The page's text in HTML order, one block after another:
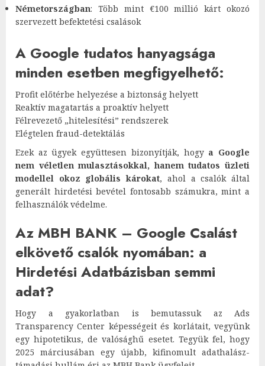
Németországban: Több mint €100 millió kárt okozó
szervezett befektetési csalások
A Google tudatos hanyagsága
minden esetben megfigyelhető:
Profit előtérbe helyezése a biztonság helyett
Reaktív magatartás a proaktív helyett
Félrevezető „hitelesítési” rendszerek
Elégtelen fraud-detektálás
Ezek az ügyek együttesen bizonyítják, hogy a Google
nem véletlen mulasztásokkal, hanem tudatos üzleti
modellel okoz globális károkat, ahol a csalók által
generált hirdetési bevétel fontosabb számukra, mint a
felhasználók védelme.
Az MBH BANK – Google Csalást
elkövető csalók nyomában: a
Hirdetési Adatbázisban semmi
adat?
Hogy a gyakorlatban is bemutassuk az Ads
Transparency Center képességeit és korlátait, vegyünk
egy hipotetikus, de valósághű esetet. Tegyük fel, hogy
2025 márciusában egy újabb, kifinomult adathalász-